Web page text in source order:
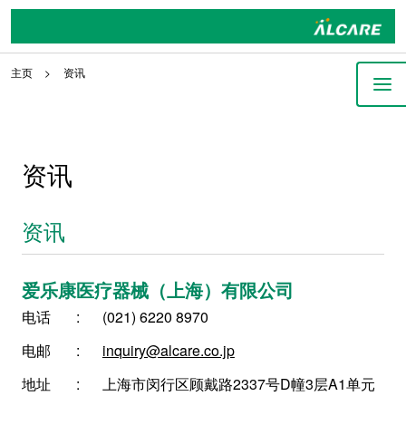
主页 资讯
资讯
资讯
爱乐康医疗器械（上海）有限公司
电话
(021) 6220 8970
电邮
inquiry@alcare.co.jp
地址
上海市闵行区顾戴路2337号D幢3层A1单元